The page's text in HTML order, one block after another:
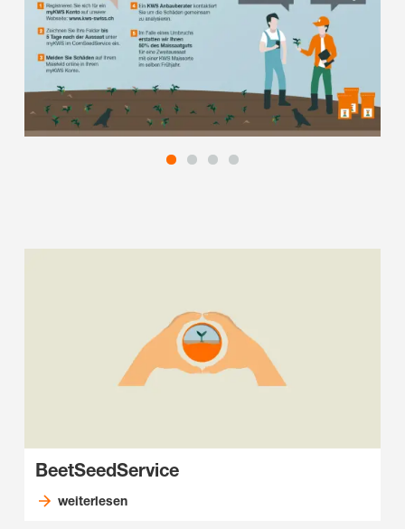
BeetSeedService
weiterlesen